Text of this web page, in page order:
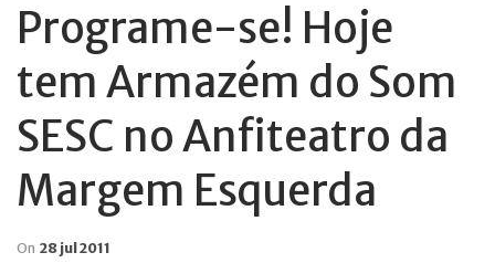
Programe-se! Hoje
tem Armazém do Som
SESC no Anfiteatro da
Margem Esquerda
On 28 jul 2011